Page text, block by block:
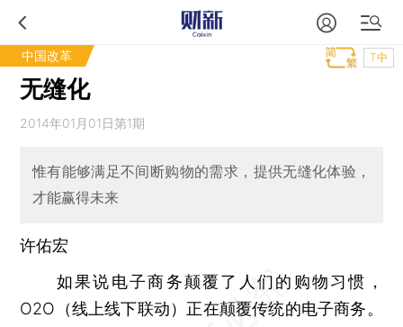
中国改革 T中
无缝化
2014年01月01日第1期
惟有能够满足不间断购物的需求，提供无缝化体验，
才能赢得未来
许佑宏
如果说电子商务颠覆了人们的购物习惯，
O2O（线上线下联动）正在颠覆传统的电子商务。